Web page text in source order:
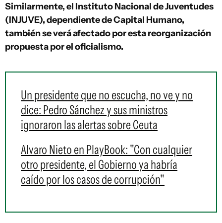
Similarmente, el Instituto Nacional de Juventudes
(INJUVE), dependiente de Capital Humano,
también se verá afectado por esta reorganización
propuesta por el oficialismo.
Un presidente que no escucha, no ve y no
dice: Pedro Sánchez y sus ministros
ignoraron las alertas sobre Ceuta
Alvaro Nieto en PlayBook: "Con cualquier
otro presidente, el Gobierno ya habría
caído por los casos de corrupción"